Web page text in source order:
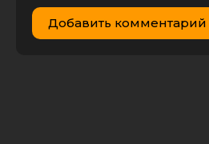
Добавить комментарий